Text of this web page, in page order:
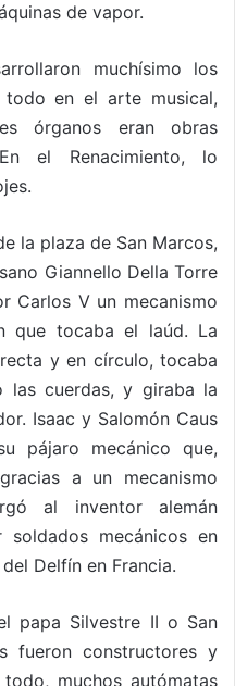
de vapor.
muchísimo los
todo en el arte musical,
órganos eran obras
el Renacimiento, lo
la plaza de San Marcos,
Giannello Della Torre
Carlos V un mecanismo
que tocaba el laúd. La
y en círculo, tocaba
las cuerdas, y giraba la
Isaac y Salomón Caus
pájaro mecánico que,
a un mecanismo
al inventor alemán
soldados mecánicos en
Delfín en Francia.
papa Silvestre II o San
fueron constructores y
muchos autómatas